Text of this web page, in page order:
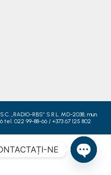
„RADIO-RBS” S.R.L. MD-2038, mun.
tel. 022 99-88-66 / +373 67 125 802
NE